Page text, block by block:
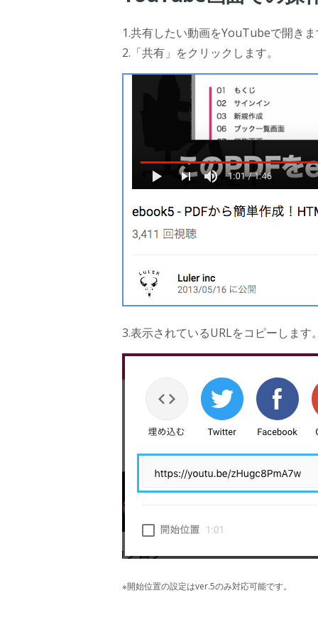
1.共有したい動画をYouTubeで開き
2.「共有」をクリックします。
3.表示されているURLをコピーします
※開始位置の設定はver.5のみ対応可能です。